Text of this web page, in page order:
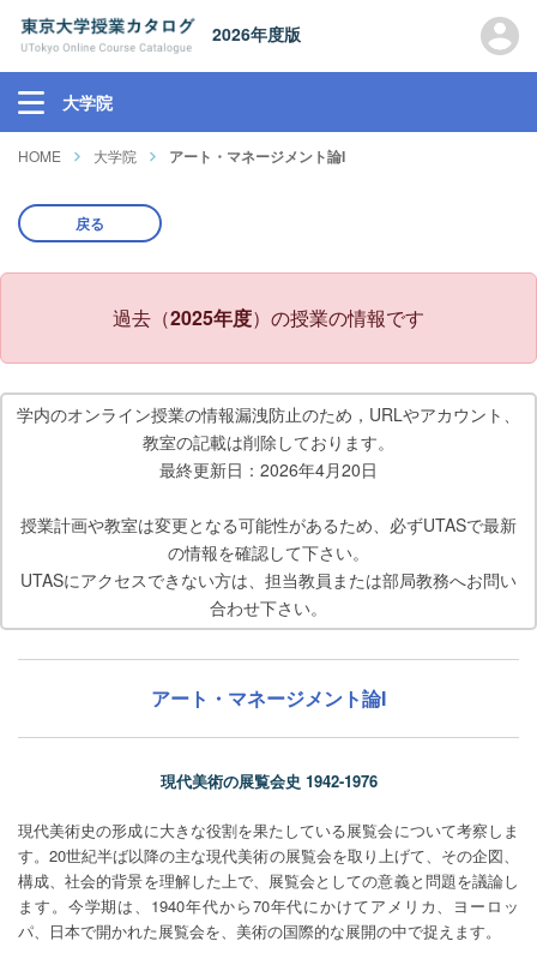
2026年度版
大学院
HOME 大学院 アート・マネージメント論I
戻る
過去（2025年度）の授業の情報です
学内のオンライン授業の情報漏洩防止のため，URLやアカウント、
教室の記載は削除しております。
最終更新日：2026年4月20日
授業計画や教室は変更となる可能性があるため、必ずUTASで最新
の情報を確認して下さい。
UTASにアクセスできない方は、担当教員または部局教務へお問い
合わせ下さい。
アート・マネージメント論I
現代美術の展覧会史 1942-1976
現代美術史の形成に大きな役割を果たしている展覧会について考察しま
す。20世紀半ば以降の主な現代美術の展覧会を取り上げて、その企図、
構成、社会的背景を理解した上で、展覧会としての意義と問題を議論し
ます。今学期は、1940年代から70年代にかけてアメリカ、ヨーロッ
パ、日本で開かれた展覧会を、美術の国際的な展開の中で捉えます。